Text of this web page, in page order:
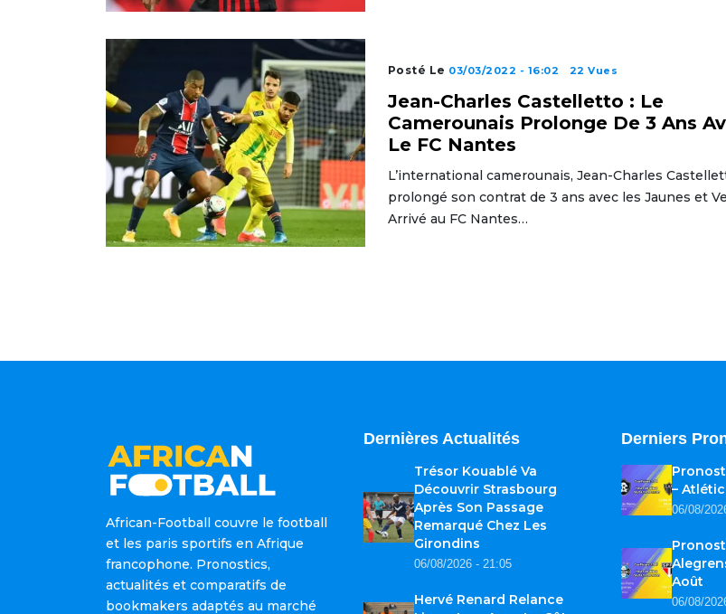
Posté Le 03/03/2022 - 16:02 22 Vues
Jean-Charles Castelletto : Le
Camerounais Prolonge De 3 Ans
Le FC Nantes
L’international camerounais, Jean-Charles
prolongé son contrat de 3 ans avec les Jaunes et
Arrivé au FC Nantes…
African-Football couvre le football
et les paris sportifs en Afrique
francophone. Pronostics,
actualités et comparatifs de
bookmakers adaptés au marché
Dernières Actualités
Trésor Kouablé Va
Découvrir Strasbourg
Après Son Passage
Remarqué Chez Les
Girondins
06/08/2026 - 21:05
Hervé Renard Relance
Derniers
–
06/08/
Août
06/08/